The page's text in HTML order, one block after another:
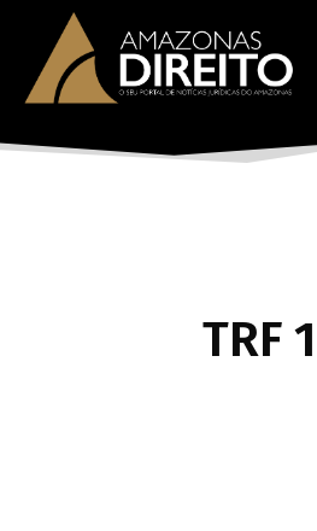
TRF